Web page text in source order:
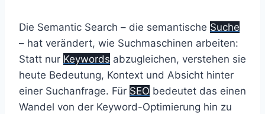
Die Semantic Search – die semantische Suche
– hat verändert, wie Suchmaschinen arbeiten:
Statt nur Keywords abzugleichen, verstehen sie
heute Bedeutung, Kontext und Absicht hinter
einer Suchanfrage. Für SEO bedeutet das einen
Wandel von der Keyword-Optimierung hin zu